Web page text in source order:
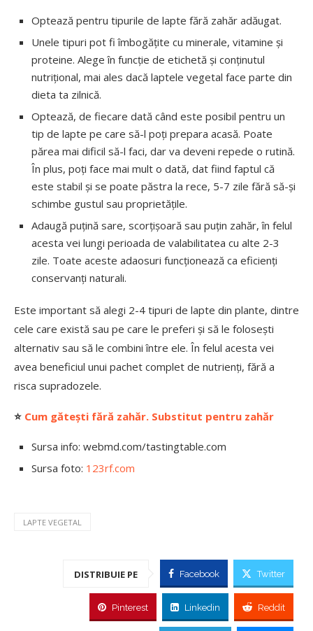
Optează pentru tipurile de lapte fără zahăr adăugat.
Unele tipuri pot fi îmbogățite cu minerale, vitamine și
proteine. Alege în funcție de etichetă și conținutul
nutrițional, mai ales dacă laptele vegetal face parte din
dieta ta zilnică.
Optează, de fiecare dată când este posibil pentru un
tip de lapte pe care să-l poți prepara acasă. Poate
părea mai dificil să-l faci, dar va deveni repede o rutină.
În plus, poți face mai mult o dată, dat fiind faptul că
este stabil și se poate păstra la rece, 5-7 zile fără să-și
schimbe gustul sau proprietățile.
Adaugă puțină sare, scorțișoară sau puțin zahăr, în felul
acesta vei lungi perioada de valabilitatea cu alte 2-3
zile. Toate aceste adaosuri funcționează ca eficienți
conservanți naturali.
Este important să alegi 2-4 tipuri de lapte din plante, dintre
cele care există sau pe care le preferi și să le folosești
alternativ sau să le combini între ele. În felul acesta vei
avea beneficiul unui pachet complet de nutrienți, fără a
risca supradozele.
⭐ Cum gătești fără zahăr. Substitut pentru zahăr
Sursa info: webmd.com/tastingtable.com
Sursa foto: 123rf.com
LAPTE VEGETAL
DISTRIBUIE PE Facebook Twitter
Pinterest Linkedin Reddit